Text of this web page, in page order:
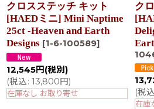
クロスステッチ キット
[HAEDミニ] Mini Naptime
25ct -Heaven and Earth
Designs [1-6-100589]
12,545円 (税別)
(税込: 13,800円)
在庫なし お取り寄せ
ク
(税込
在庫